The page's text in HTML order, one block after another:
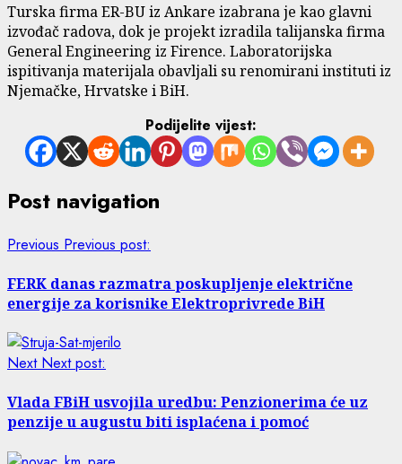
Turska firma ER-BU iz Ankare izabrana je kao glavni
izvođač radova, dok je projekt izradila talijanska firma
General Engineering iz Firence. Laboratorijska
ispitivanja materijala obavljali su renomirani instituti iz
Njemačke, Hrvatske i BiH.
Podijelite vijest:
Post navigation
Previous Previous post:
FERK danas razmatra poskupljenje električne
energije za korisnike Elektroprivrede BiH
Next Next post:
Vlada FBiH usvojila uredbu: Penzionerima će uz
penzije u augustu biti isplaćena i pomoć